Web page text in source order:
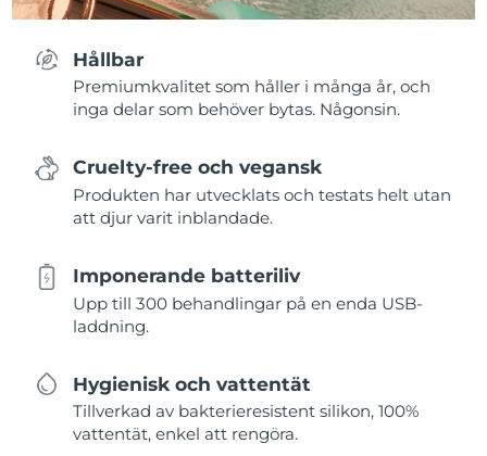
Hållbar
Premiumkvalitet som håller i många år, och
inga delar som behöver bytas. Någonsin.
Cruelty-free och vegansk
Produkten har utvecklats och testats helt utan
att djur varit inblandade.
Imponerande batteriliv
Upp till 300 behandlingar på en enda USB-
laddning.
Hygienisk och vattentät
Tillverkad av bakterieresistent silikon, 100%
vattentät, enkel att rengöra.